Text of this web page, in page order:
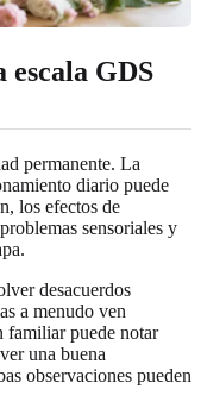
escala GDS
permanente. La
diario puede
los efectos de
sensoriales y
desacuerdos
a menudo ven
familiar puede notar
una buena
observaciones pueden